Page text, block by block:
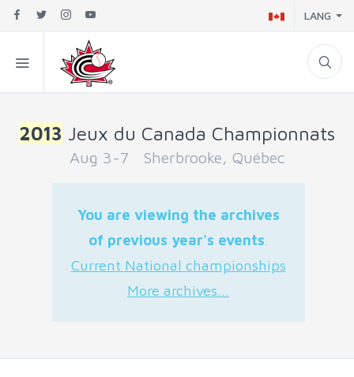
LANG
2013 Jeux du Canada Championnats
Aug 3-7 Sherbrooke, Québec
You are viewing the archives
of previous year's events.
Current National championships
More archives...